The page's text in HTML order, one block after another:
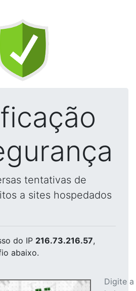
tentativas de
a sites hospedados
do IP 216.73.216.57,
abaixo.
Digite